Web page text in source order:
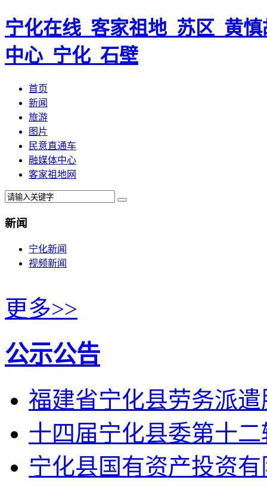
宁化在线_客家祖地_苏区_黄
中心_宁化_石壁
首页
新闻
旅游
图片
民意直通车
融媒体中心
客家祖地网
新闻
宁化新闻
视频新闻
更多>>
公示公告
福建省宁化县劳务派
十四届宁化县委第十
宁化县国有资产投资